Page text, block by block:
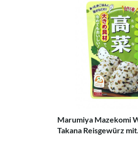
Marumiya Mazekomi
Takana Reisgewürz